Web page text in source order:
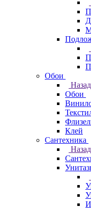
Обои
Назад
Обои
Клей
Сантехника
Назад